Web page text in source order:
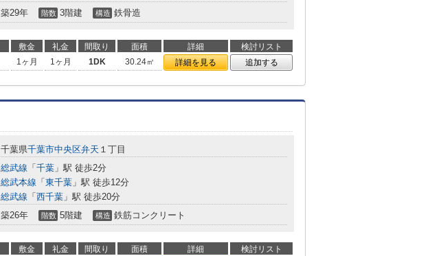
築29年 階数 3階建 構造 鉄骨造
敷金 礼金 間取り 面積 詳細
検討リスト
1ヶ月 1ヶ月 1DK 30.24㎡ 詳細を見る 追加する
千葉県千葉市中央区弁天 １丁目
総武線 「 千葉 」駅 徒歩2分
総武本線 「 東千葉 」駅 徒歩12分
総武線 「 西千葉 」駅 徒歩20分
築26年 階数 5階建 構造 鉄筋コンクリート
敷金 礼金 間取り 面積 詳細
検討リスト